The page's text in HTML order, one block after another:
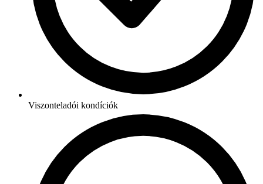
Viszonteladói kondíciók